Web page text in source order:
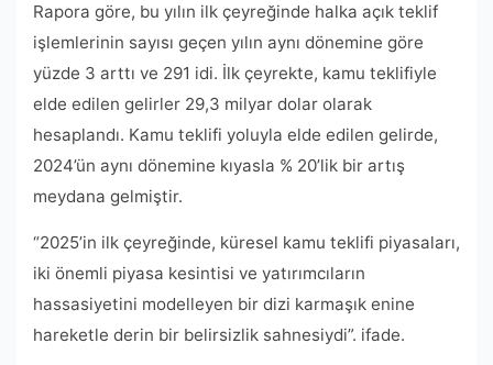
Rapora göre, bu yılın ilk çeyreğinde halka açık teklif
işlemlerinin sayısı geçen yılın aynı dönemine göre
yüzde 3 arttı ve 291 idi. İlk çeyrekte, kamu teklifiyle
elde edilen gelirler 29,3 milyar dolar olarak
hesaplandı. Kamu teklifi yoluyla elde edilen gelirde,
2024’ün aynı dönemine kıyasla % 20’lik bir artış
meydana gelmiştir.
“2025’in ilk çeyreğinde, küresel kamu teklifi piyasaları,
iki önemli piyasa kesintisi ve yatırımcıların
hassasiyetini modelleyen bir dizi karmaşık enine
hareketle derin bir belirsizlik sahnesiydi”. ifade.